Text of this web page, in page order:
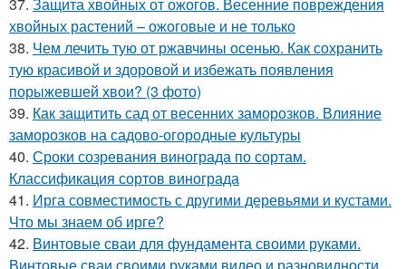
хвойных растений – ожоговые и не только
38. Чем лечить тую от ржавчины осенью. Как сохранить
тую красивой и здоровой и избежать появления
порыжевшей хвои? (3 фото)
39. Как защитить сад от весенних заморозков. Влияние
заморозков на садово-огородные культуры
40. Сроки созревания винограда по сортам.
Классификация сортов винограда
41. Ирга совместимость с другими деревьями и кустами.
Что мы знаем об ирге?
42. Винтовые сваи для фундамента своими руками.